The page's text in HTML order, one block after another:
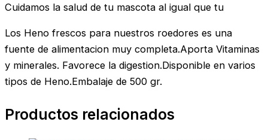
Cuidamos la salud de tu mascota al igual que tu
Los Heno frescos para nuestros roedores es una
fuente de alimentacion muy completa.Aporta Vitaminas
y minerales. Favorece la digestion.Disponible en varios
tipos de Heno.Embalaje de 500 gr.
Productos relacionados